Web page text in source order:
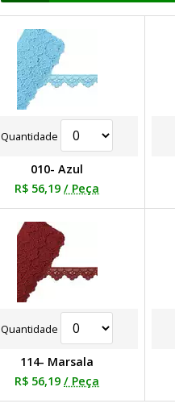
Quantidade
010- Azul
R$ 56,19 / Peça
Quantidade
114- Marsala
R$ 56,19 / Peça